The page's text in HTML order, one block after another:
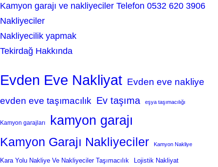
Kamyon garajı ve nakliyeciler Telefon 0532 620 3906
Nakliyeciler
Nakliyecilik yapmak
Tekirdağ Hakkında
Evden Eve Nakliyat Evden eve nakliye
evden eve taşımacılık Ev taşıma eşya taşımacılığı
Kamyon garajları kamyon garajı
Kamyon Garajı Nakliyeciler Kamyon Nakliye
Kara Yolu Nakliye Ve Nakliyeciler Taşımacılık Lojistik Nakliyat